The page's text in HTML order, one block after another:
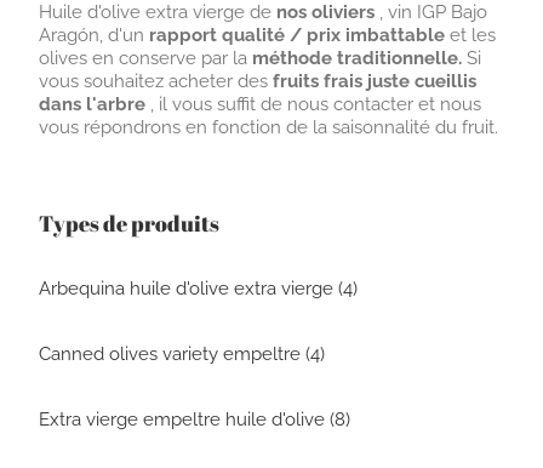
Huile d'olive extra vierge de nos oliviers , vin IGP Bajo
Aragón, d'un rapport qualité / prix imbattable et les
olives en conserve par la méthode traditionnelle. Si
vous souhaitez acheter des fruits frais juste cueillis
dans l'arbre , il vous suffit de nous contacter et nous
vous répondrons en fonction de la saisonnalité du fruit.
Types de produits
Arbequina huile d'olive extra vierge (4)
Canned olives variety empeltre (4)
Extra vierge empeltre huile d'olive (8)